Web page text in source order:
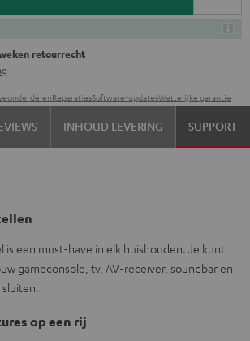
retourrecht
ReparatiesSoftware-updatesWettelijke garantie
INHOUD LEVERING SUPPORT
is een must-have in elk huishouden. Je kunt
gameconsole, tv, AV-receiver, soundbar en
op een rij